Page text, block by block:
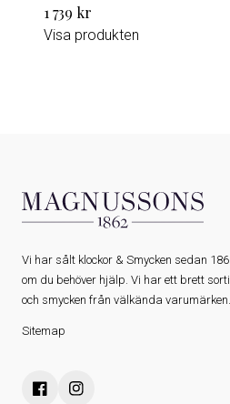
1 739 kr
Visa produkten
Vi har sålt klockor & Smycken sedan
om du behöver hjälp. Vi har ett brett
och smycken från välkända varumärken.
Sitemap